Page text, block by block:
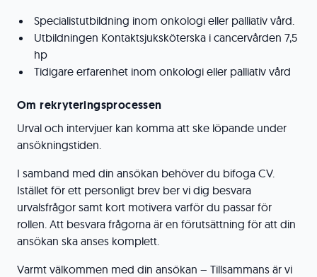
Specialistutbildning inom onkologi eller palliativ vård.
Utbildningen Kontaktsjuksköterska i cancervården 7,5
hp
Tidigare erfarenhet inom onkologi eller palliativ vård
Om rekryteringsprocessen
Urval och intervjuer kan komma att ske löpande under
ansökningstiden.
I samband med din ansökan behöver du bifoga CV.
Istället för ett personligt brev ber vi dig besvara
urvalsfrågor samt kort motivera varför du passar för
rollen. Att besvara frågorna är en förutsättning för att din
ansökan ska anses komplett.
Varmt välkommen med din ansökan – Tillsammans är vi